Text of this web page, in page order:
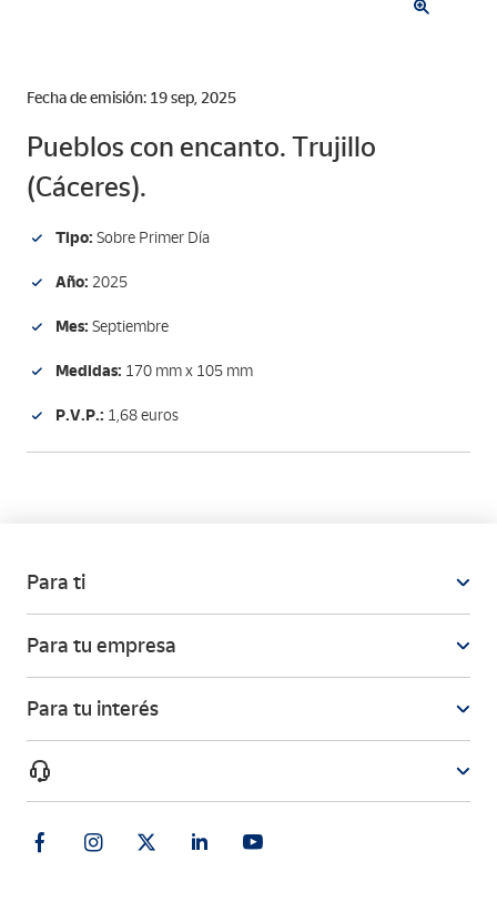
Fecha de emisión: 19 sep, 2025
Pueblos con encanto. Trujillo
(Cáceres).
Tipo: Sobre Primer Día
Año: 2025
Mes: Septiembre
Medidas: 170 mm x 105 mm
P.V.P.: 1,68 euros
Para ti
Para tu empresa
Para tu interés